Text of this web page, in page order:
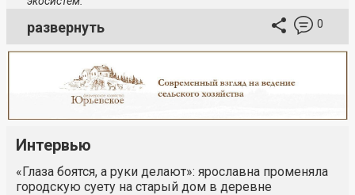
развернуть 0
Интервью
«Глаза боятся, а руки делают»: ярославна променяла
городскую суету на старый дом в деревне